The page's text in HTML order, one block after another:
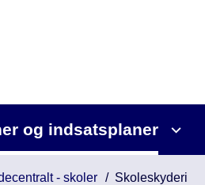
og indsatsplaner
- skoler Skoleskyderi